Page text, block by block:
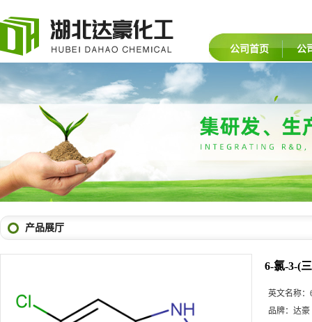
公司首页 公
产品展厅
6-氯-3-(
英文名称：
品牌： 达豪